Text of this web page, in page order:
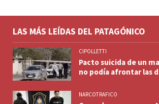
LAS MÁS LEÍDAS DEL PATAGÓNICO
CIPOLLETTI
Pacto suicida de un
no podía afrontar las
NARCOTRAFICO